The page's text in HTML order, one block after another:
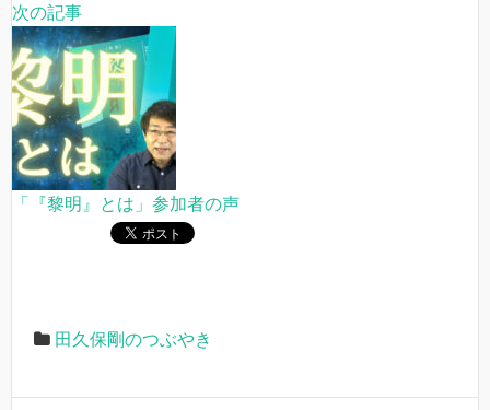
次の記事
「『黎明』とは」参加者の声
田久保剛のつぶやき